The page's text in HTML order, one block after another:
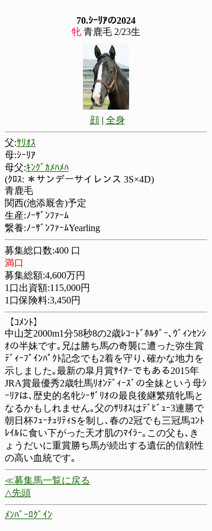
70.ｼｰﾘｱの2024
牝 青鹿毛 2/23生
顔| 全身
父:ｻﾘｵｽ
母:ｼｰﾘｱ
母父:ｷﾝｸﾞｶﾒﾊﾒﾊ
(ｸﾛｽ: ＊サンデーサイレンス 3S×4D)
青鹿毛
関西(池添厩舎)予定
生産:ﾉｰｻﾞﾝﾌｧｰﾑ
繋養:ﾉｰｻﾞﾝﾌｧｰﾑYearling
募集総口数:400 口
満口
募集総額:4,600万円
1口出資額:115,000円
1口保険料:3,450円
【ｺﾒﾝﾄ】
中山芝2000m1分58秒8の2歳ﾚｺｰﾄﾞﾎﾙﾀﾞｰ､ｳﾞｨﾝｾﾝｼ
ｵの半妹です｡兄は勝ち馬の奇襲に遭った弥生賞
ﾃﾞｨｰﾌﾟｲﾝﾊﾟｸﾄ記念でも2着を守り､確かな地力を
示しました｡最新の皐月賞ｻｲｱｰでもある2015年
JRA賞最優秀2歳牡馬ﾘｵﾝﾃﾞｨｰｽﾞの全妹という母ｼ
ｰﾘｱは､歴史的名牝ｼｰｻﾞﾘｵの最良後継繁殖牝馬と
なるかもしれません｡父のｻﾘｵｽはﾃﾞﾋﾞｭｰ3連勝で
朝日杯ﾌｭｰﾁｭﾘﾃｨSを制し､春の2冠でも三冠馬ｺﾝﾄ
ﾚｲﾙに食い下がった天才肌のﾏｲﾗｰ｡この父も､き
ょうだいに重賞勝ち馬が続出する遺伝的信頼性
の高い血統です｡
≪募集馬一覧に戻る
△先頭
ﾒﾝﾊﾞｰﾛｸﾞｲﾝ